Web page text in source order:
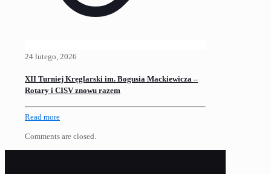
24 lutego, 2026
XII Turniej Kręglarski im. Bogusia Mackiewicza –
Rotary i CISV znowu razem
Read more
Comments are closed.